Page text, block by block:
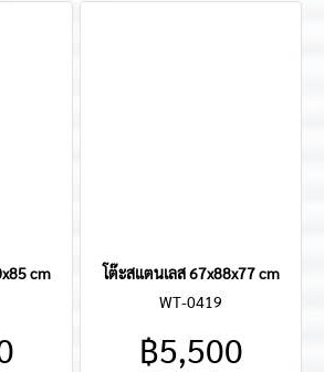
cm
โต๊ะสแตนเลส 67x88x77 cm
WT-0419
฿5,500